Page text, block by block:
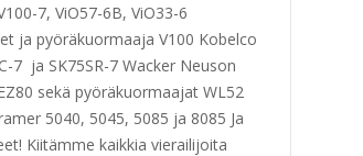
7, ViO57-6B, ViO33-6
ja pyöräkuormaaja V100 Kobelco
7 ja SK75SR-7 Wacker Neuson
sekä pyöräkuormaajat WL52
5040, 5045, 5085 ja 8085 Ja
Kiitämme kaikkia vierailijoita